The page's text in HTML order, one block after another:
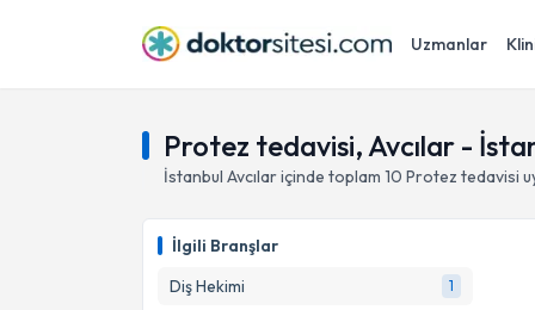
Uzmanlar
Protez tedavisi, Avcılar -
İstanbul Avcılariçinde toplam 10 Protez tedavisi
İlgili Branşlar
Diş Hekimi
1